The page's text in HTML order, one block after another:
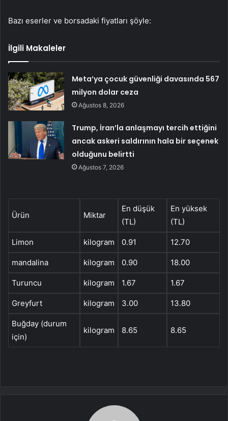
Bazı eserler ve borsadaki fiyatları şöyle:
İlgili Makaleler
Meta’ya çocuk güvenliği davasında 567
milyon dolar ceza
Ağustos 8, 2026
Trump, İran’la anlaşmayı tercih ettiğini
ancak askeri saldırının hala bir seçenek
olduğunu belirtti
Ağustos 7, 2026
Ürün Miktar
En düşük
(TL)
En yüksek
(TL)
Limon kilogram 0.91 12.70
mandalina kilogram 0.90 18.00
Turuncu kilogram 1.67 1.67
Greyfurt kilogram 3.00 13.80
Buğday (durum
için)
kilogram 8.65 8.65